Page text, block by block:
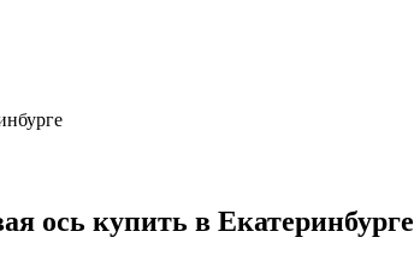
ось купить в Екатеринбурге